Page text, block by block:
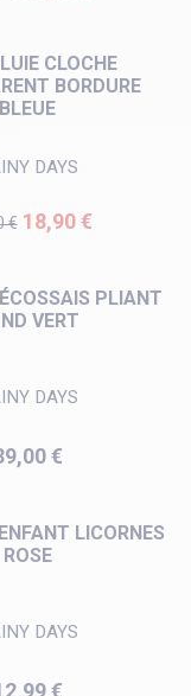
CLOCHE
BORDURE
BLEUE
DAYS
base
€ Prix
18,90 €
PLIANT
VERT
DAYS
€
LICORNES
ROSE
DAYS
€